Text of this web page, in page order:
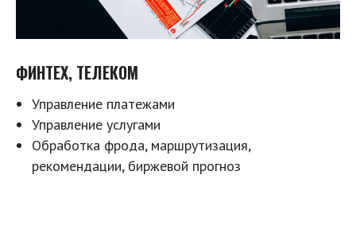
ФИНТЕХ, ТЕЛЕКОМ
Управление платежами
Управление услугами
Обработка фрода, маршрутизация,
рекомендации, биржевой прогноз